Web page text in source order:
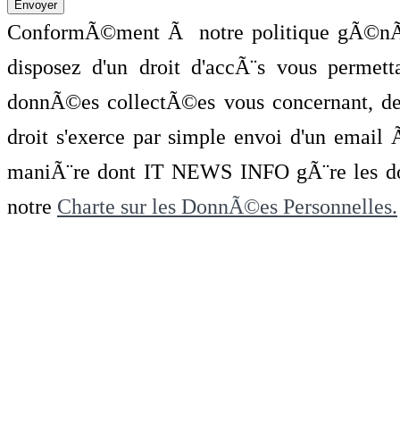
ConformÃ©ment Ã notre politique
disposez d'un droit d'accÃ¨s vous
donnÃ©es collectÃ©es vous concernant,
droit s'exerce par simple envoi d'un
maniÃ¨re dont IT NEWS INFO gÃ¨re les
notre Charte sur les DonnÃ©es Personnelles.